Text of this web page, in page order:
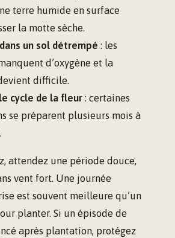
terre humide en surface
la motte sèche.
un sol détrempé : les
d’oxygène et la
difficile.
cycle de la fleur : certaines
se préparent plusieurs mois à
attendez une période douce,
vent fort. Une journée
est souvent meilleure qu’un
planter. Si un épisode de
après plantation, protégez